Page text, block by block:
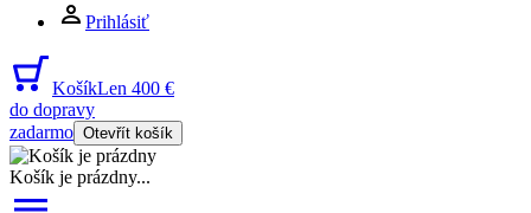
Prihlásiť
KošíkLen 400 €
do dopravy
zadarmo Otevřít košík
Košík je prázdny...